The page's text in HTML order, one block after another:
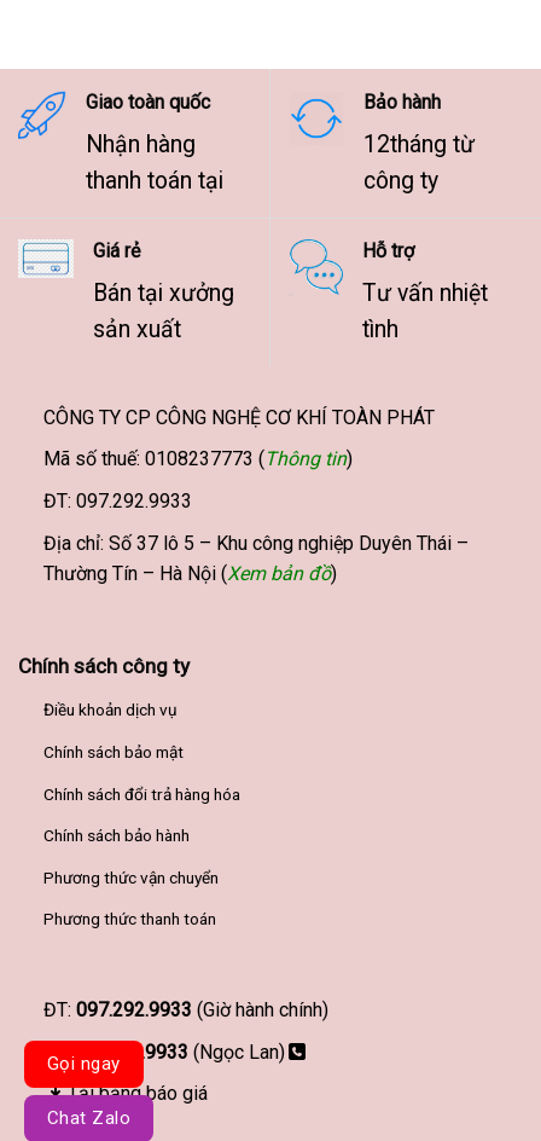
9.500.000 ₫
Giao toàn quốc
Nhận hàng
thanh toán tại
Bảo hành
12tháng từ
công ty
Giá rẻ
Bán tại xưởng
sản xuất
Hỗ trợ
Tư vấn nhiệt
tình
CÔNG TY CP CÔNG NGHỆ CƠ KHÍ TOÀN PHÁT
Mã số thuế: 0108237773 ( Thông tin)
ĐT: 097.292.9933
Địa chỉ: Số 37 lô 5 – Khu công nghiệp Duyên Thái –
Thường Tín – Hà Nội (Xem bản đồ)
Chính sách công ty
Điều khoản dịch vụ
Chính sách bảo mật
Chính sách đổi trả hàng hóa
Chính sách bảo hành
Phương thức vận chuyển
Phương thức thanh toán
ĐT: 097.292.9933 (Giờ hành chính)
097.292.9933 (Ngọc Lan)
Tải bảng báo giá
Gọi ngay
Chat Zalo